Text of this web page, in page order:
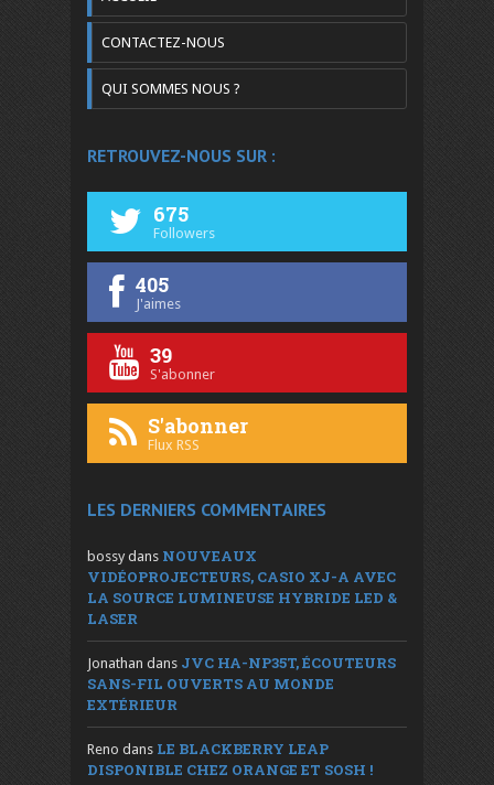
CONTACTEZ-NOUS
QUI SOMMES NOUS ?
RETROUVEZ-NOUS SUR :
675
Followers
405
J'aimes
39
S'abonner
S'abonner
Flux RSS
LES DERNIERS COMMENTAIRES
bossy dans NOUVEAUX
VIDÉOPROJECTEURS, CASIO XJ-A AVEC
LA SOURCE LUMINEUSE HYBRIDE LED &
LASER
Jonathan dans JVC HA-NP35T, ÉCOUTEURS
SANS-FIL OUVERTS AU MONDE
EXTÉRIEUR
Reno dans LE BLACKBERRY LEAP
DISPONIBLE CHEZ ORANGE ET SOSH !